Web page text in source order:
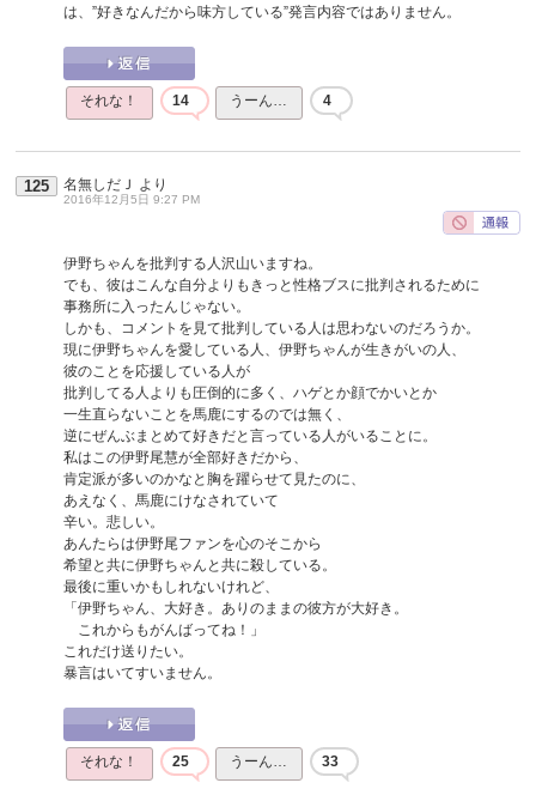
は、”好きなんだから味方している”発言内容ではありません。
それな！ 14 うーん… 4
125 名無しだＪ より
2016年12月5日 9:27 PM
伊野ちゃんを批判する人沢山いますね。
でも、彼はこんな自分よりもきっと性格ブスに批判されるために
事務所に入ったんじゃない。
しかも、コメントを見て批判している人は思わないのだろうか。
現に伊野ちゃんを愛している人、伊野ちゃんが生きがいの人、
彼のことを応援している人が
批判してる人よりも圧倒的に多く、ハゲとか顔でかいとか
一生直らないことを馬鹿にするのでは無く、
逆にぜんぶまとめて好きだと言っている人がいることに。
私はこの伊野尾慧が全部好きだから、
肯定派が多いのかなと胸を躍らせて見たのに、
あえなく、馬鹿にけなされていて
辛い。悲しい。
あんたらは伊野尾ファンを心のそこから
希望と共に伊野ちゃんと共に殺している。
最後に重いかもしれないけれど、
「伊野ちゃん、大好き。ありのままの彼方が大好き。
これからもがんばってね！」
これだけ送りたい。
暴言はいてすいません。
それな！ 25 うーん… 33